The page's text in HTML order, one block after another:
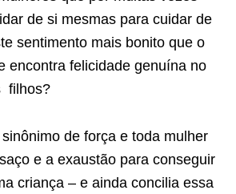
de si mesmas para cuidar de
sentimento mais bonito que o
encontra felicidade genuína no
filhos?
de força e toda mulher
e a exaustão para conseguir
criança – e ainda concilia essa